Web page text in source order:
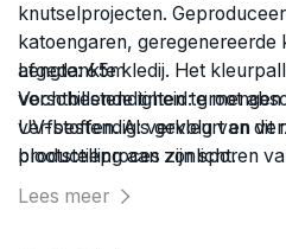
knutselprojecten.
katoengaren, geregenereerde
afgedankte kledij. Het
verschillende tinten te
verfstoffen. Als gevolg van dit
productieproces zijn sporen
touw.
Lengte: 65m
Vochtbestendigheid: groot
UV-bestendig: verkleurt en
blootstelling aan zonlicht.
Lees meer